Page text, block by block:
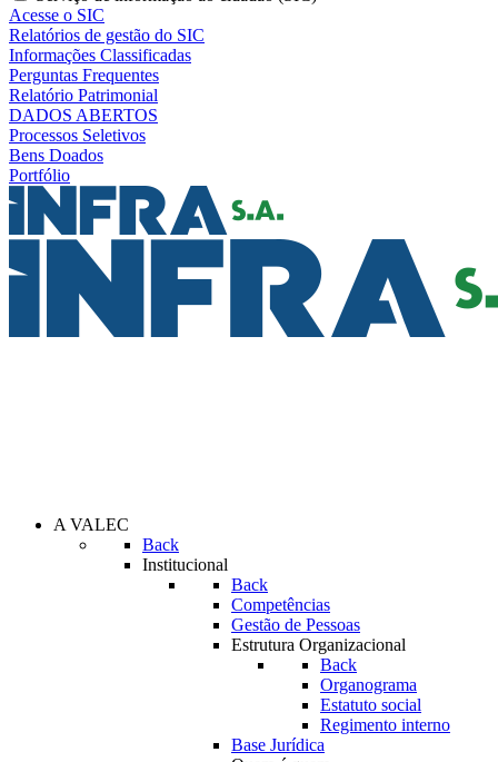
Acesse o SIC
Relatórios de gestão do SIC
Informações Classificadas
Perguntas Frequentes
Relatório Patrimonial
DADOS ABERTOS
Processos Seletivos
Bens Doados
Portfólio
A VALEC
Back
Institucional
Back
Competências
Gestão de Pessoas
Estrutura Organizacional
Back
Organograma
Estatuto social
Regimento interno
Base Jurídica